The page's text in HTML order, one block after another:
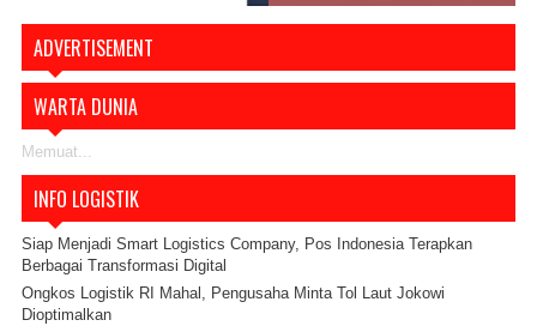
ADVERTISEMENT
WARTA DUNIA
Memuat...
INFO LOGISTIK
Siap Menjadi Smart Logistics Company, Pos Indonesia Terapkan
Berbagai Transformasi Digital
Ongkos Logistik RI Mahal, Pengusaha Minta Tol Laut Jokowi
Dioptimalkan